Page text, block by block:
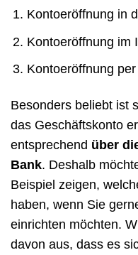
Kontoeröffnung in
Kontoeröffnung im
Kontoeröffnung
Besonders beliebt ist
das Geschäftskonto
entsprechend über
Bank. Deshalb
Beispiel zeigen,
haben, wenn Sie
einrichten möchten.
davon aus, dass es